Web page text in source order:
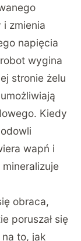
zmienia
napięcia
wygina
stronie żelu
Kiedy
wapń i
obraca,
poruszał się
to, jak